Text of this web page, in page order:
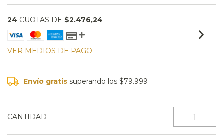
24 CUOTAS DE $2.476,24
VER MEDIOS DE PAGO
Envío gratis superando los$79.999
CANTIDAD